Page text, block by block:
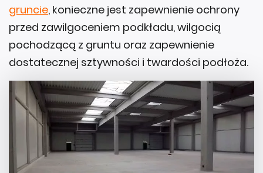
gruncie, konieczne jest zapewnienie ochrony
przed zawilgoceniem podkładu, wilgocią
pochodzącą z gruntu oraz zapewnienie
dostatecznej sztywności i twardości podłoża.